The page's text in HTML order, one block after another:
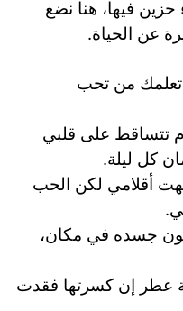
فيها، هنا نضع
عن الحياة.
تعلمك من تحب
تتساقط على قلبي
كل ليلة.
أقلامي لكن الحب
جسده في مكان،
عطر إن كسرتها فقدت